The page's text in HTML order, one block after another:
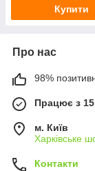
Купити
Про нас
98%
Працює з
м. Київ
Харківське
Контакти